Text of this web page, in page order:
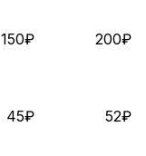
150₽ 200₽
45₽ 52₽